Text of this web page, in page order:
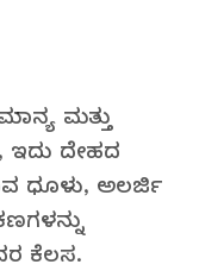
ಮತ್ತು
ಇದು ದೇಹದ
ಧೂಳು, ಅಲರ್ಜಿ
ಕೆಲಸ.